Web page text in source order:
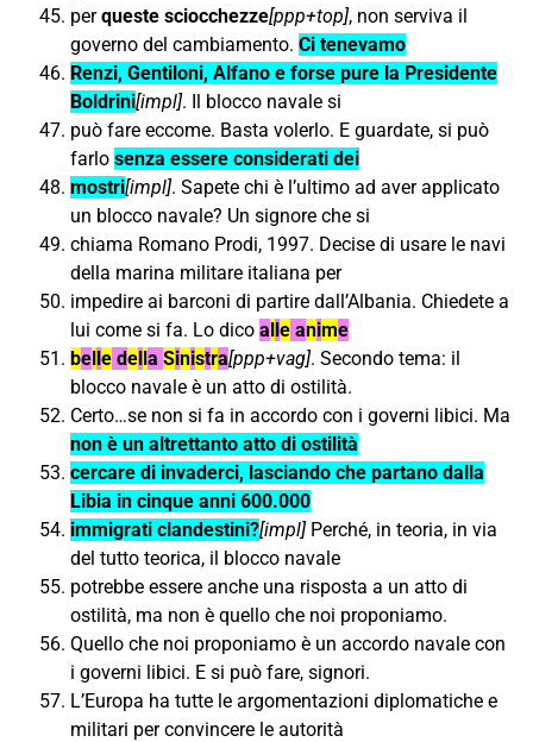
perqueste sciocchezze[ppp+top], non serviva il
governo del cambiamento. Ci tenevamo
Renzi, Gentiloni, Alfano e forse pure la Presidente
Boldrini[impl]. Il blocco navale si
può fare eccome. Basta volerlo. E guardate, si può
farlo senza essere considerati dei
mostri[impl]. Sapete chi è l’ultimo ad aver applicato
un blocco navale? Un signore che si
chiama Romano Prodi, 1997. Decise di usare le navi
della marina militare italiana per
impedire ai barconi di partire dall’Albania. Chiedete a
lui come si fa. Lo dico alleanime
belledella Sinistra[ppp+vag]. Secondo tema: il
blocco navale è un atto di ostilità.
Certo…se non si fa in accordo con i governi libici. Ma
non è un altrettanto atto di ostilità
cercare di invaderci, lasciando che partano dalla
Libia in cinque anni 600.000
immigrati clandestini?[impl]Perché, in teoria, in via
del tutto teorica, il blocco navale
potrebbe essere anche una risposta a un atto di
ostilità, ma non è quello che noi proponiamo.
Quello che noi proponiamo è un accordo navale con
i governi libici. E si può fare, signori.
L’Europa ha tutte le argomentazioni diplomatiche e
militari per convincere le autorità